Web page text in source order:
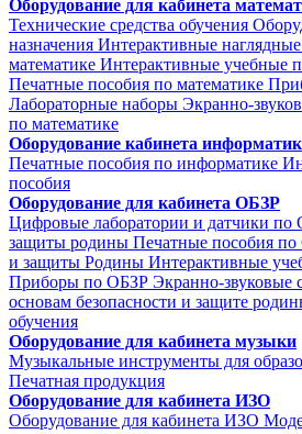
Оборудование для кабинета
Технические средства обучения
назначения Интерактивные
математике Интерактивные учебные
Печатные пособия по математике
Лабораторные наборы Экранно-
по математике
Оборудование кабинета
Печатные пособия по информатике
пособия
Оборудование для кабинета ОБЗР
Цифровые лаборатории и датчики по
защиты родины Печатные пособия по
и защиты Родины Интерактивные
Приборы по ОБЗР Экранно-звуковые
основам безопасности и защите
обучения
Оборудование для кабинета музыки
Музыкальные инструменты для
Печатная продукция
Оборудование для кабинета ИЗО
Оборудование для кабинета ИЗО